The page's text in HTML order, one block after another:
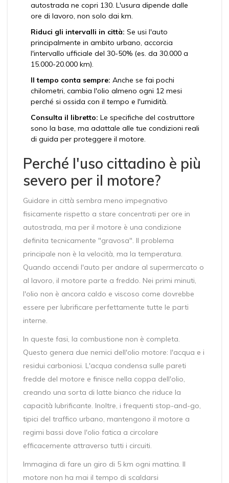
autostrada ne copri 130. L'usura dipende dalle
ore di lavoro, non solo dai km.
Riduci gli intervalli in città: Se usi l'auto
principalmente in ambito urbano, accorcia
l'intervallo ufficiale del 30-50% (es. da 30.000 a
15.000-20.000 km).
Il tempo conta sempre: Anche se fai pochi
chilometri, cambia l'olio almeno ogni 12 mesi
perché si ossida con il tempo e l'umidità.
Consulta il libretto: Le specifiche del costruttore
sono la base, ma adattale alle tue condizioni reali
di guida per proteggere il motore.
Perché l'uso cittadino è più
severo per il motore?
Guidare in città sembra meno impegnativo
fisicamente rispetto a stare concentrati per ore in
autostrada, ma per il motore è una condizione
definita tecnicamente "gravosa". Il problema
principale non è la velocità, ma la temperatura.
Quando accendi l'auto per andare al supermercato o
al lavoro, il motore parte a freddo. Nei primi minuti,
l'olio non è ancora caldo e viscoso come dovrebbe
essere per lubrificare perfettamente tutte le parti
interne.
In queste fasi, la combustione non è completa.
Questo genera due nemici dell'olio motore: l'acqua e i
residui carboniosi. L'acqua condensa sulle pareti
fredde del motore e finisce nella coppa dell'olio,
creando una sorta di latte bianco che riduce la
capacità lubrificante. Inoltre, i frequenti stop-and-go,
tipici del traffico urbano, mantengono il motore a
regimi bassi dove l'olio fatica a circolare
efficacemente attraverso tutti i circuiti.
Immagina di fare un giro di 5 km ogni mattina. Il
motore non ha mai il tempo di scaldarsi